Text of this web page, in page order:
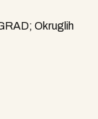
Okruglih